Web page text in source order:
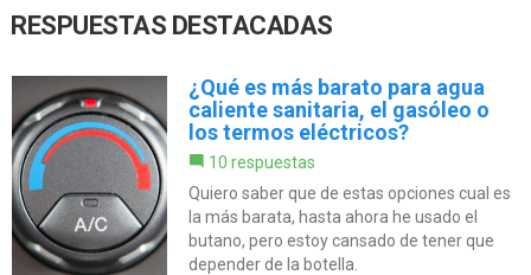
RESPUESTAS DESTACADAS
¿Qué es más barato para agua
caliente sanitaria, el gasóleo o
los termos eléctricos?
10 respuestas
Quiero saber que de estas opciones cual es
la más barata, hasta ahora he usado el
butano, pero estoy cansado de tener que
depender de la botella.